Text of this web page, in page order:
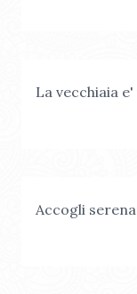
La vecchiaia
Accogli